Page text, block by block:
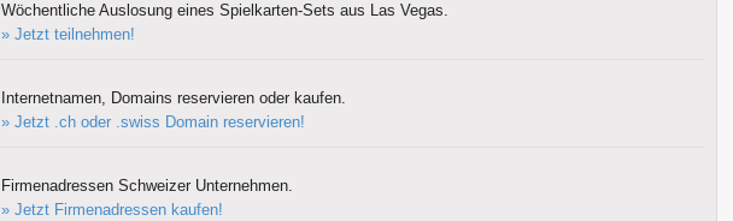
Wöchentliche Auslosung eines Spielkarten-Sets aus Las Vegas.
» Jetzt teilnehmen!
Internetnamen, Domains reservieren oder kaufen.
» Jetzt .ch oder .swiss Domain reservieren!
Firmenadressen Schweizer Unternehmen.
» Jetzt Firmenadressen kaufen!